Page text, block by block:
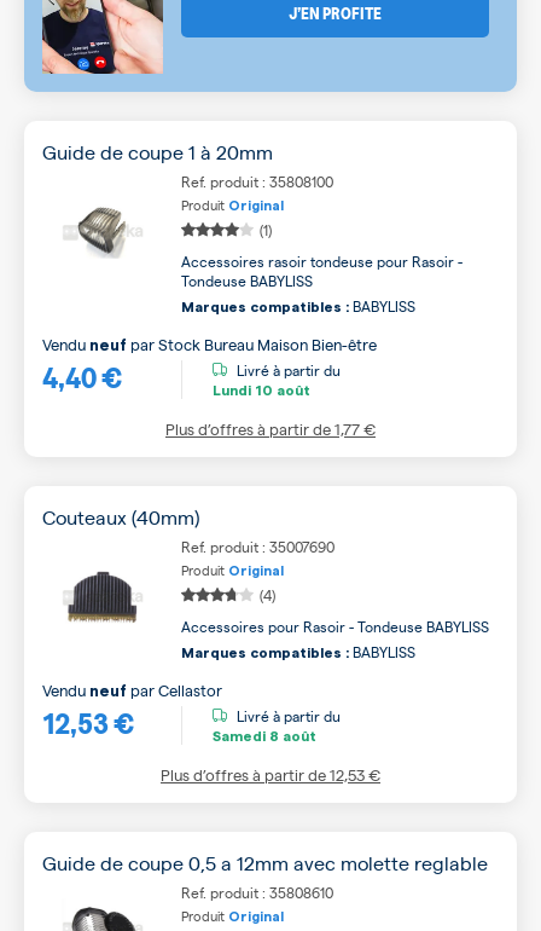
J’EN PROFITE
Guide de coupe 1 à 20mm
Ref. produit : 35808100
Produit Original
(1)
Accessoires rasoir tondeuse pour Rasoir -
Tondeuse BABYLISS
Marques compatibles : BABYLISS
4,40 €
Vendu neuf parStock Bureau Maison Bien-être
Livré à partir du
Lundi 10 août
Plus d’offres à partir de1,77 €
Couteaux (40mm)
Ref. produit : 35007690
Produit Original
(4)
Accessoires pour Rasoir - Tondeuse BABYLISS
Marques compatibles : BABYLISS
12,53 €
Vendu neuf parCellastor
Livré à partir du
Samedi 8 août
Plus d’offres à partir de12,53 €
Guide de coupe 0,5 a 12mm avec molette reglable
Ref. produit : 35808610
Produit Original